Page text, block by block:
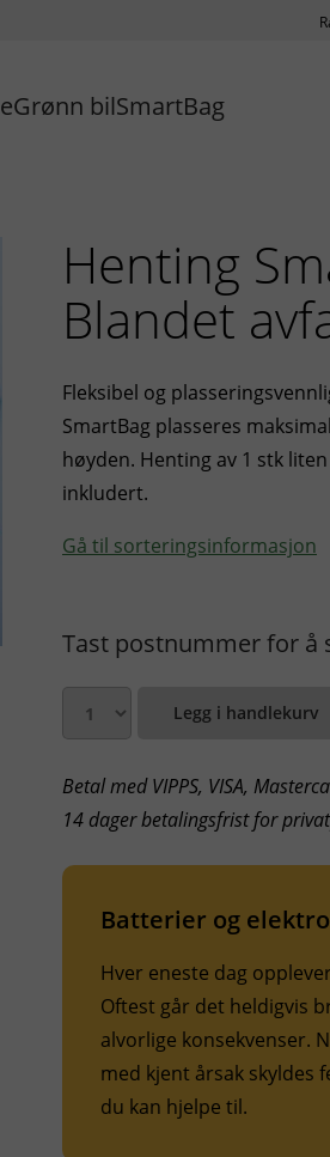
Grønn bilSmartBag
Henting
Blandet
Fleksibel og
SmartBag plasseres
høyden. Henting av 1 stk
inkludert.
Gå til sorteringsinformasjon
Tast postnummer for å
Legg i handlekurv
Betal med VIPPS, VISA,
14 dager betalingsfrist for
Batterier og
Hver eneste dag
Oftest går det heldigvis
alvorlige konsekvenser.
med kjent årsak
du kan hjelpe til.